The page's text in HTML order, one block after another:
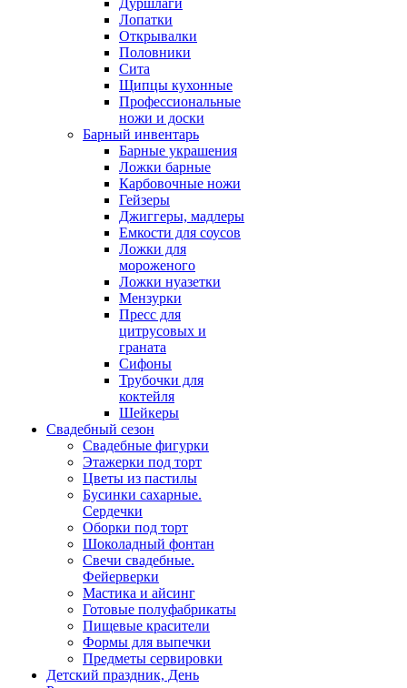
Лопатки
Открывалки
Половники
Сита
Щипцы кухонные
Профессиональные
ножи и доски
Барный инвентарь
Барные украшения
Ложки барные
Карбовочные ножи
Гейзеры
Джиггеры, мадлеры
Емкости для соусов
Ложки для
мороженого
Ложки нуазетки
Мензурки
Пресс для
цитрусовых и
граната
Сифоны
Трубочки для
коктейля
Шейкеры
Свадебный сезон
Свадебные фигурки
Этажерки под торт
Цветы из пастилы
Бусинки сахарные.
Сердечки
Оборки под торт
Шоколадный фонтан
Свечи свадебные.
Фейерверки
Мастика и айсинг
Готовые полуфабрикаты
Пищевые красители
Формы для выпечки
Предметы сервировки
Детский праздник, День